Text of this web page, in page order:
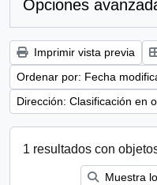
Opciones
Imprimir vista previa
Ordenar por: Fecha
Dirección: Clasificación en
1 resultados con
Muestra